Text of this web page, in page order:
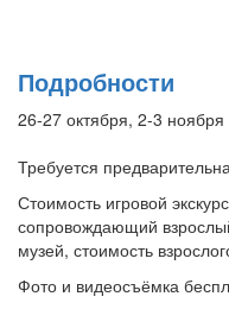
Подробности
26-27 октября, 2-3
Требуется
Стоимость игровой
сопровождающий
музей, стоимость
Фото и видеосъёмка